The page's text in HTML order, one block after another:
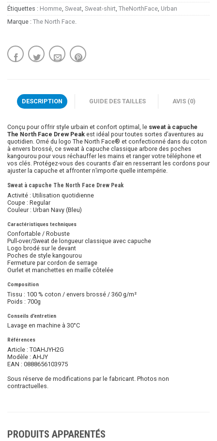
Étiquettes : Homme, Sweat, Sweat-shirt, TheNorthFace, Urban
Marque : The North Face.
DESCRIPTION GUIDE DES TAILLES AVIS (0)
Conçu pour offrir style urbain et confort optimal, le sweat à capuche
The North Face Drew Peak est idéal pour toutes sortes d’aventures au
quotidien. Orné du logo The North Face® et confectionné dans du coton
à envers brossé, ce sweat à capuche classique arbore des poches
kangourou pour vous réchauffer les mains et ranger votre téléphone et
vos clés. Protégez-vous des courants d’air en resserrant les cordons pour
ajuster la capuche et affronter n’importe quelle intempérie.
Sweat à capuche The North Face Drew Peak
Activité : Utilisation quotidienne
Coupe : Regular
Couleur : Urban Navy (Bleu)
Caractéristiques techniques
Confortable / Robuste
Pull-over/Sweat de longueur classique avec capuche
Logo brodé sur le devant
Poches de style kangourou
Fermeture par cordon de serrage
Ourlet et manchettes en maille côtelée
Composition
Tissu : 100 % coton / envers brossé / 360 g/m²
Poids : 700g
Conseils d’entretien
Lavage en machine à 30°C
Références
Article : T0AHJYH2G
Modèle : AHJY
EAN : 0888656103975
Sous réserve de modifications par le fabricant. Photos non
contractuelles.
PRODUITS APPARENTÉS